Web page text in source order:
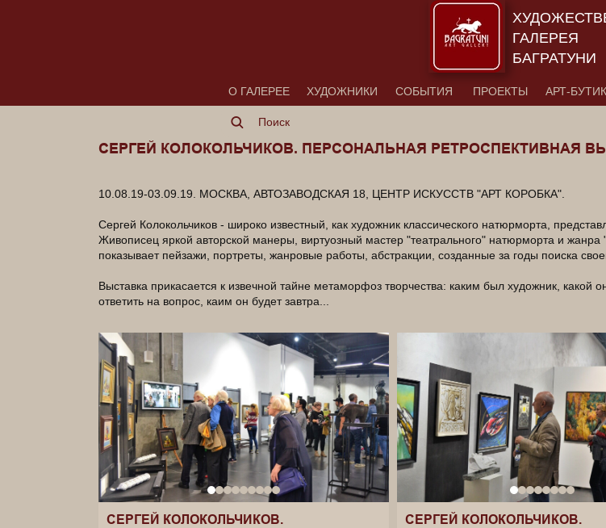
ГАЛЕРЕЯ
БАГРАТУНИ
О ГАЛЕРЕЕ ХУДОЖНИКИ СОБЫТИЯ ПРОЕКТЫ АРТ-БУТИК
СЕРГЕЙ КОЛОКОЛЬЧИКОВ. ПЕРСОНАЛЬНАЯ РЕТРОСПЕКТИВНАЯ
10.08.19-03.09.19. МОСКВА, АВТОЗАВОДСКАЯ 18, ЦЕНТР ИСКУССТВ "АРТ КОРОБКА".
Сергей Колокольчиков - широко известный, как художник классического натюрморта,
Живописец яркой авторской манеры, виртуозный мастер "театрального" натюрморта и жанра
показывает пейзажи, портреты, жанровые работы, абстракции, созданные за годы поиска
Выставка прикасается к извечной тайне метаморфоз творчества: каким был художник,
ответить на вопрос, каим он будет завтра...
СЕРГЕЙ КОЛОКОЛЬЧИКОВ.
СЕРГЕЙ КОЛОКОЛЬЧИКОВ.